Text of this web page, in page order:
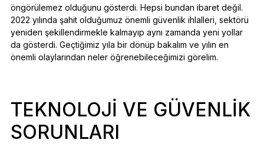
öngörülemez olduğunu gösterdi. Hepsi bundan ibaret değil.
2022 yılında şahit olduğumuz önemli güvenlik ihlalleri, sektörü
yeniden şekillendirmekle kalmayıp aynı zamanda yeni yollar
da gösterdi. Geçtiğimiz yıla bir dönüp bakalım ve yılın en
önemli olaylarından neler öğrenebileceğimizi görelim.
TEKNOLOJI VE GÜVENLIK
SORUNLARI